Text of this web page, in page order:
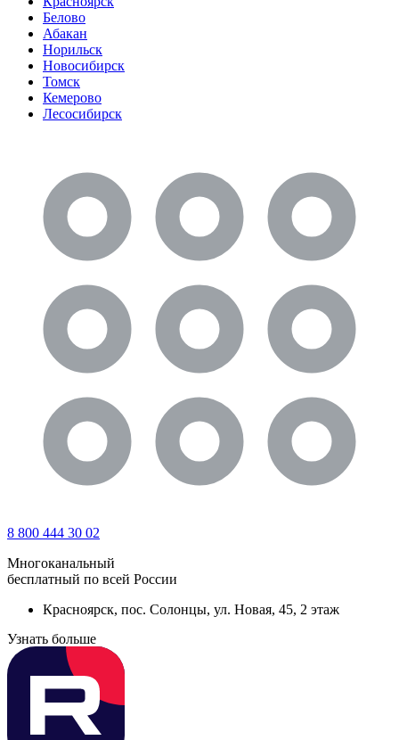
Белово
Абакан
Норильск
Новосибирск
Томск
Кемерово
Лесосибирск
8 800 444 30 02
Многоканальный
бесплатный по всей России
Красноярск, пос. Солонцы, ул. Новая, 45, 2 этаж
Узнать больше